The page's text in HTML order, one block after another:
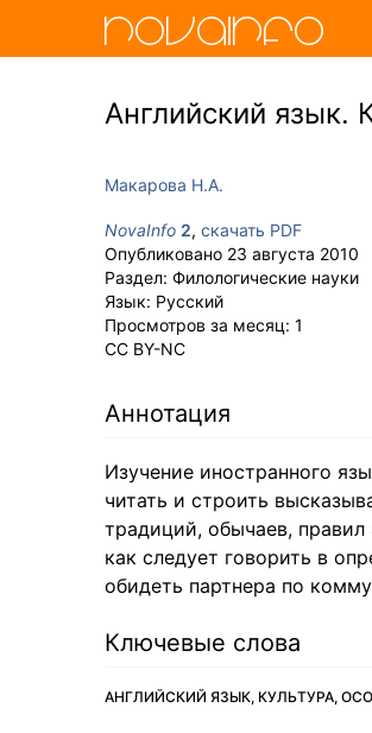
Английский язык.
Макарова Н.А.
NovaInfo 2, скачать PDF
Опубликовано 23 августа 2010
Раздел: Филологические науки
Язык: Русский
Просмотров за месяц: 1
CC BY-NC
Аннотация
Изучение иностранного
читать и строить
традиций, обычаев, правил
как следует говорить в
обидеть партнера по
Ключевые слова
АНГЛИЙСКИЙ ЯЗЫК, КУЛЬТУРА,